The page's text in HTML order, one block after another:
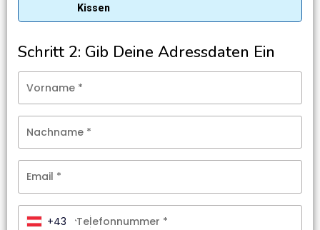
Kissen
Schritt 2: Gib Deine Adressdaten Ein
Vorname *
Nachname *
Email *
Telefonnummer *
+43